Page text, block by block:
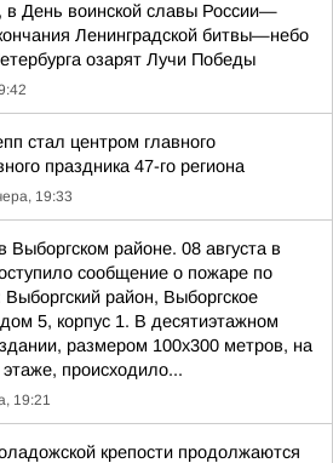
в День воинской славы России—
Ленинградской битвы—небо
озарят Лучи Победы
стал центром главного
праздника 47-го региона
19:33
Выборгском районе. 08 августа в
сообщение о пожаре по
Выборгский район, Выборгское
5, корпус 1. В десятиэтажном
размером 100х300 метров, на
происходило...
19:21
крепости продолжаются